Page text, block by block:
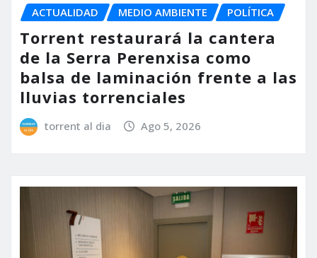
ACTUALIDAD MEDIO AMBIENTE POLÍTICA
Torrent restaurará la cantera
de la Serra Perenxisa como
balsa de laminación frente a las
lluvias torrenciales
torrent al dia Ago 5, 2026